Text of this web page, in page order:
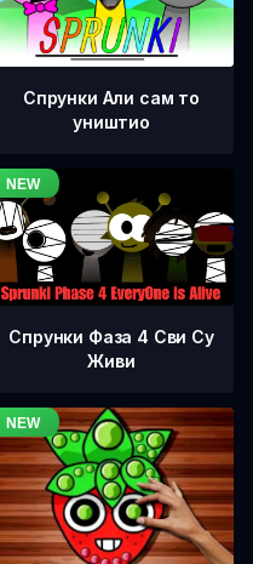
Спрунки Али сам то
уништио
Спрунки Фаза 4 Сви Су
Живи